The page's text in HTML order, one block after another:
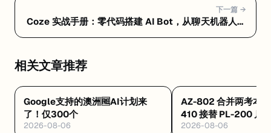
下一篇 →
Coze 实战手册：零代码搭建 AI Bot，从聊天机器人到
相关文章推荐
Google支持的澳洲🆓AI计划来
了！仅300个
2026-08-06
AZ-802 合并两考本
410 接替 PL-200 月
·Databricks 考纲五
2026-08-06